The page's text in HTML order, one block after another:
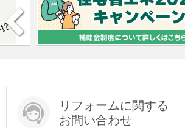
リフォームに関する
お問い合わせ